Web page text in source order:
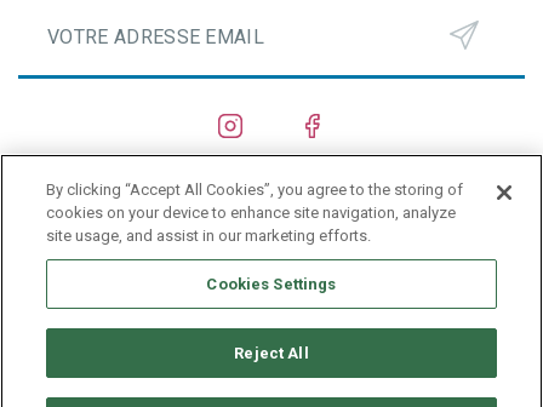
CHANTIERS NAVALS
PRIVACY POLICY
By clicking “Accept All Cookies”, you agree to the storing of
cookies on your device to enhance site navigation, analyze
site usage, and assist in our marketing efforts.
Cookies Settings
Reject All